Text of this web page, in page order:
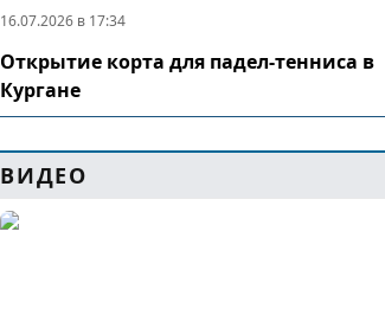
16.07.2026 в 17:34
Открытие корта для падел-тенниса в
Кургане
ВИДЕО